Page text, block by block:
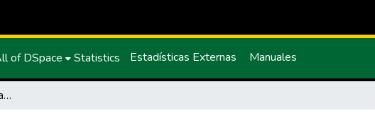
of DSpace Statistics Estadísticas Externas Manuales
La Transformación de la Matriz Productiva y el intercambio comercial de los artículos de joyería y bisutería Ecuador-Colombia